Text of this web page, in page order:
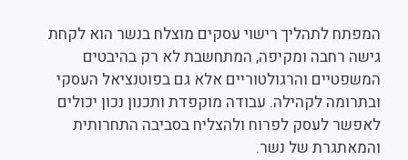
המפתח לתהליך רישוי עסקים מוצלח בנשר הוא לקחת
גישה רחבה ומקיפה, המתחשבת לא רק בהיבטים
המשפטיים והרגולטוריים אלא גם בפוטנציאל העסקי
ובתרומה לקהילה. עבודה מוקפדת ותכנון נכון יכולים
לאפשר לעסק לפרוח ולהצליח בסביבה התחרותית
והמאתגרת של נשר.